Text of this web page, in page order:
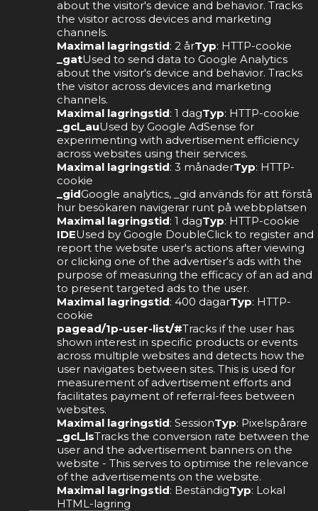
about the visitor's device and behavior. Tracks
the visitor across devices and marketing
channels.
Maximal lagringstid: 2 årTyp: HTTP-cookie
_gatUsed to send data to Google Analytics
about the visitor's device and behavior. Tracks
the visitor across devices and marketing
channels.
Maximal lagringstid: 1 dagTyp: HTTP-cookie
_gcl_auUsed by Google AdSense for
experimenting with advertisement efficiency
across websites using their services.
Maximal lagringstid: 3 månaderTyp: HTTP-
cookie
_gidGoogle analytics, _gid används för att förstå
hur besökaren navigerar runt på webbplatsen
Maximal lagringstid: 1 dagTyp: HTTP-cookie
IDEUsed by Google DoubleClick to register and
report the website user's actions after viewing
or clicking one of the advertiser's ads with the
purpose of measuring the efficacy of an ad and
to present targeted ads to the user.
Maximal lagringstid: 400 dagarTyp: HTTP-
cookie
pagead/1p-user-list/#Tracks if the user has
shown interest in specific products or events
across multiple websites and detects how the
user navigates between sites. This is used for
measurement of advertisement efforts and
facilitates payment of referral-fees between
websites.
Maximal lagringstid: SessionTyp: Pixelspårare
_gcl_lsTracks the conversion rate between the
user and the advertisement banners on the
website - This serves to optimise the relevance
of the advertisements on the website.
Maximal lagringstid: BeständigTyp: Lokal
HTML-lagring